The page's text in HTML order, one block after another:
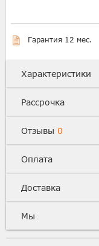
Гарантия 12 мес.
Характеристики
Рассрочка
Отзывы 0
Оплата
Доставка
Мы